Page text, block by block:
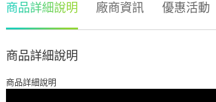
商品詳細說明 廠商資訊 優惠活動
商品詳細說明
商品詳細說明